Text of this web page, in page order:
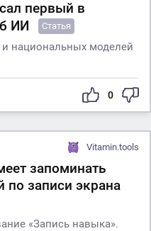
первый в
ИИ
Статья
и национальных моделей
0
Vitamin.tools
запоминать
по записи экрана
«Запись навыка».